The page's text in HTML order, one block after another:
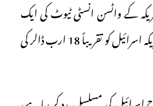
کے واٹسن انسٹی ٹیوٹ کی ایک
رپورٹ کے مطابق غزہ جنگ کے آغاز سے لے کر اب تک امریکہ اسرائیل کو تقریباً 18 ارب ڈالر کی